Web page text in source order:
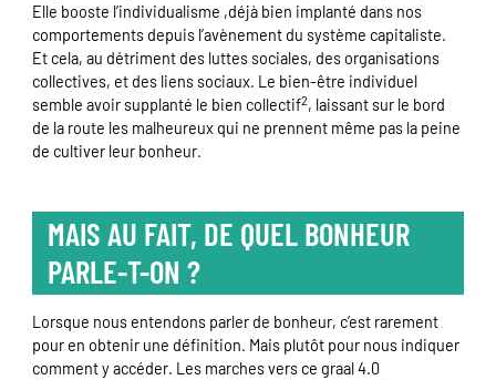
Elle booste l’individualisme ,déjà bien implanté dans nos
comportements depuis l’avènement du système capitaliste.
Et cela, au détriment des luttes sociales, des organisations
collectives, et des liens sociaux. Le bien-être individuel
semble avoir supplanté le bien collectif2, laissant sur le bord
de la route les malheureux qui ne prennent même pas la peine
de cultiver leur bonheur.
MAIS AU FAIT, DE QUEL BONHEUR
PARLE-T-ON ?
Lorsque nous entendons parler de bonheur, c’est rarement
pour en obtenir une définition. Mais plutôt pour nous indiquer
comment y accéder. Les marches vers ce graal 4.0